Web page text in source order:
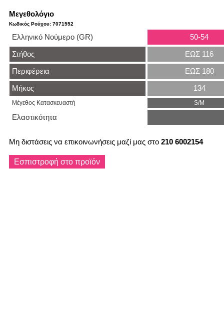
Μεγεθολόγιο
Κωδικός Ρούχου: 7071552
Ελληνικό Νούμερο (GR)
50-54
Στήθος
ΕΩΣ 116
Περιφέρεια
ΕΩΣ 180
Μήκος
134
Μέγεθος Κατασκευαστή S/M
Ελαστικότητα
Μη διστάσεις να επικοινωνήσεις μαζί μας στο 210 6002154
Εσπιστροφή στο προϊόν